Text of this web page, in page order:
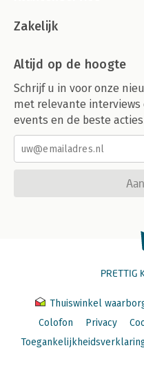
Zakelijk
Altijd op de hoogte
Schrijf u in voor onze
met relevante interviews
events en de beste
PRETTIG
Thuiswinkel
Colofon
Privacy